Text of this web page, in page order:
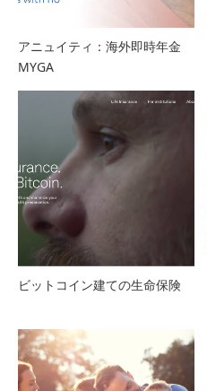
アニュイティ：海外即時年金
MYGA
ビットコイン建ての生命保険